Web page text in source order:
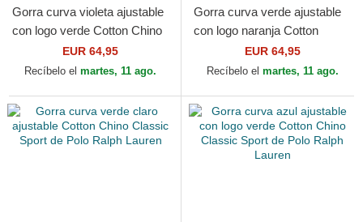
Gorra curva violeta ajustable
con logo verde Cotton Chino
Classic Sport de Polo Ralph
Lauren
EUR 64,95
Recíbelo el martes, 11 ago.
Gorra curva verde ajustable
con logo naranja Cotton
Chino Classic Sport de Polo
Ralph Lauren
EUR 64,95
Recíbelo el martes, 11 ago.